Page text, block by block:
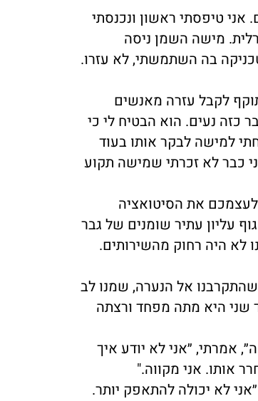
אני טיפסתי ראשון ונכנסתי
מישה השמן ניסה
בה השתמשתי, לא עזרו.
לקבל עזרה מאנשים
כזה נעים. הוא הבטיח לי כי
למישה לבקר אותו בעוד
כבר לא זכרתי שמישה תקוע
לעצמכם את הסיטואציה
עליון עתיר שומנים של גבר
לא היה רחוק מהשירותים.
אל הנערה, שמנו לב
שני היא מתה מפחד ורצתה
אמרתי, ״אני לא יודע איך
אותו. אני מקווה."
לא יכולה להתאפק יותר.